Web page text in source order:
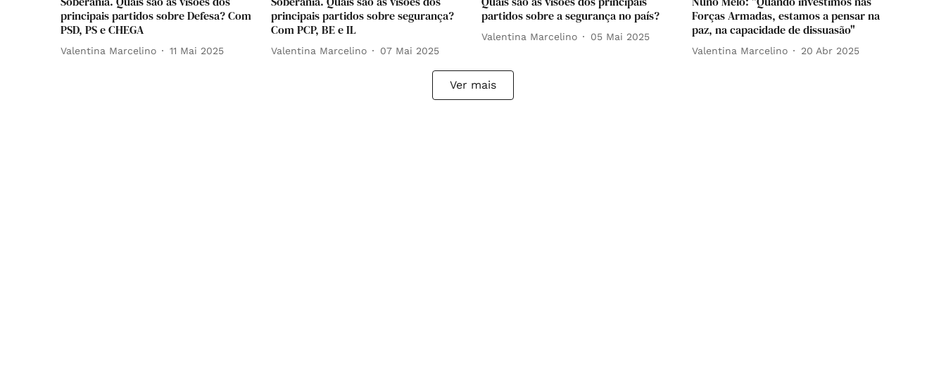
principais partidos sobre Defesa? Com
PSD, PS e CHEGA
Valentina Marcelino 11 Mai 2025
principais partidos sobre segurança?
Com PCP, BE e IL
Valentina Marcelino 07 Mai 2025
partidos sobre a segurança no país?
Valentina Marcelino 05 Mai 2025
Forças Armadas, estamos a pensar na
paz, na capacidade de dissuasão"
Valentina Marcelino 20 Abr 2025
Ver mais